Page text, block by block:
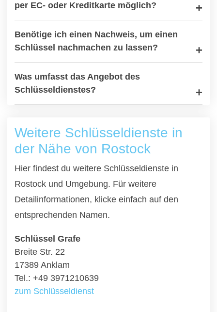
per EC- oder Kreditkarte möglich?
Benötige ich einen Nachweis, um einen
Schlüssel nachmachen zu lassen?
Was umfasst das Angebot des
Schlüsseldienstes?
Weitere Schlüsseldienste in
der Nähe von Rostock
Hier findest du weitere Schlüsseldienste in
Rostock und Umgebung. Für weitere
Detailinformationen, klicke einfach auf den
entsprechenden Namen.
Schlüssel Grafe
Breite Str. 22
17389 Anklam
Tel.: +49 3971210639
zum Schlüsseldienst